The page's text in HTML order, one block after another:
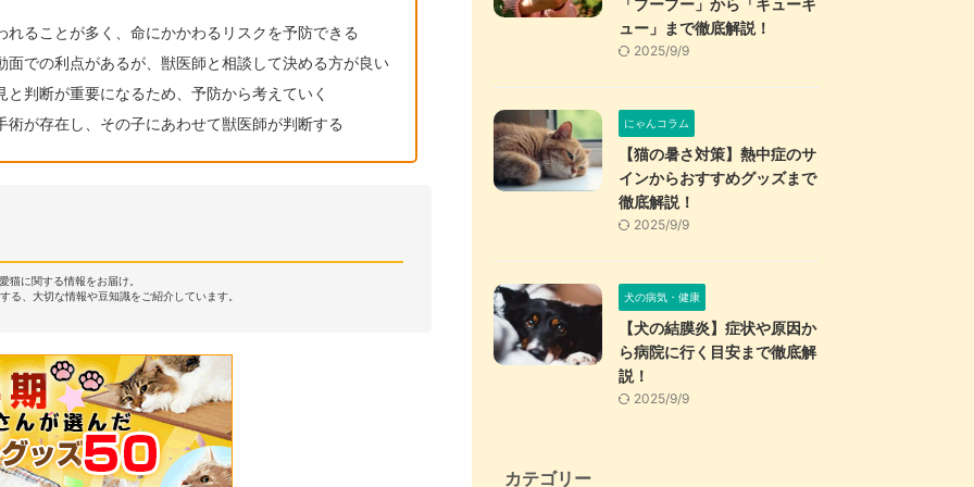
ることが多く、命にかかわるリスクを予防できる
面での利点があるが、獣医師と相談して決める方が良い
判断が重要になるため、予防から考えていく
が存在し、その子にあわせて獣医師が判断する
に関する情報をお届け。
る、大切な情報や豆知識をご紹介しています。
ュー」まで徹底解説！
2025/9/9
にゃんコラム
【猫の暑さ対策】熱中症のサ
インからおすすめグッズまで
徹底解説！
2025/9/9
犬の病気・健康
【犬の結膜炎】症状や原因か
ら病院に行く目安まで徹底解
説！
2025/9/9
カテゴリー